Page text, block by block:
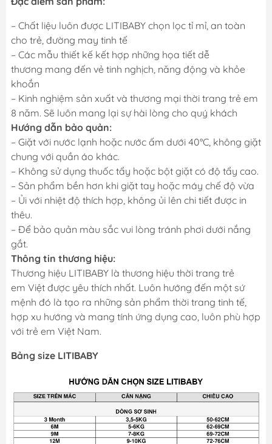
– Chất liệu luôn được LITIBABY chọn lọc tỉ mỉ, an toàn
cho trẻ, đường may tinh tế
– Các mẫu thiết kế kết hợp những họa tiết dễ
thương mang đến vẻ tinh nghịch, năng động và khỏe
khoắn
– Kinh nghiệm sản xuất và thương mại thời trang trẻ em
8 năm. Sẽ luôn mang lại sự hài lòng cho quý khách
Hướng dẫn bảo quản:
– Giặt với nước lạnh hoặc nước ấm dưới 40°C, không giặt
chung với quần áo khác.
– Không sử dụng thuốc tẩy hoặc bột giặt có độ tẩy cao.
– Sản phẩm bền hơn khi giặt tay hoặc máy chế độ vừa
– Ủi với nhiệt độ thích hợp, không ủi lên chi tiết được in
thêu.
– Để bảo quản màu sắc vui lòng tránh phơi dưới nắng
gắt.
Thông tin thương hiệu:
Thương hiệu LITIBABY là thương hiệu thời trang trẻ
em Việt được yêu thích nhất. Luôn hướng đến một sứ
mệnh đó là tạo ra những sản phẩm thời trang tinh tế,
hợp xu hướng và mang tính ứng dụng cao, luôn phù hợp
với trẻ em Việt Nam.
Bảng size LITIBABY